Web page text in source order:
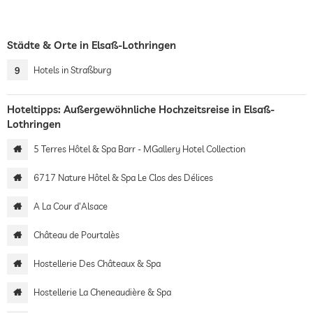
Städte & Orte in Elsaß-Lothringen
9 Hotels in Straßburg
Hoteltipps: Außergewöhnliche Hochzeitsreise in Elsaß-
Lothringen
5 Terres Hôtel & Spa Barr - MGallery Hotel Collection
6717 Nature Hôtel & Spa Le Clos des Délices
A La Cour d'Alsace
Château de Pourtalès
Hostellerie Des Châteaux & Spa
Hostellerie La Cheneaudière & Spa